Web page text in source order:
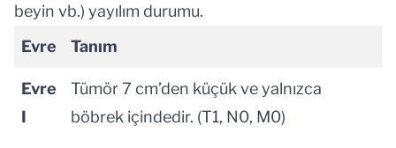
beyin vb.) yayılım durumu.
Evre
Tanım
Evre
I
Tümör 7 cm’den küçük ve yalnızca
böbrek içindedir. (T1, N0, M0)